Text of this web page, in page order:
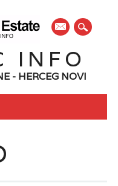
mail
INFO
- HERCEG NOVI